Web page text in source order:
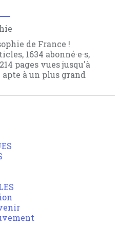
de France !
1634 abonné·e·s,
pages vues jusqu'à
à un plus grand